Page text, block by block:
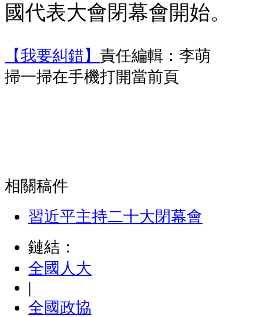
國代表大會閉幕會開始。
【我要糾錯】 責任編輯：李萌
掃一掃在手機打開當前頁
相關稿件
習近平主持二十大閉幕會
鏈結：
全國人大
|
全國政協